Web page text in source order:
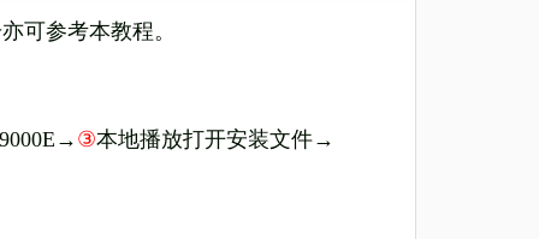
可参考本教程。
③本地播放打开安装文件→